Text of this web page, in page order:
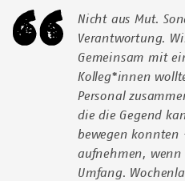
Nicht aus Mut.
Verantwortung.
Gemeinsam mit
Kolleg*innen
Personal
die die Gegend
bewegen konnten
aufnehmen,
Umfang.